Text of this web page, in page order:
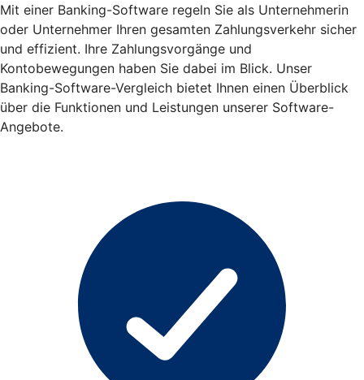
Mit einer Banking-Software regeln Sie als Unternehmerin
oder Unternehmer Ihren gesamten Zahlungsverkehr sicher
und effizient. Ihre Zahlungsvorgänge und
Kontobewegungen haben Sie dabei im Blick. Unser
Banking-Software-Vergleich bietet Ihnen einen Überblick
über die Funktionen und Leistungen unserer Software-
Angebote.